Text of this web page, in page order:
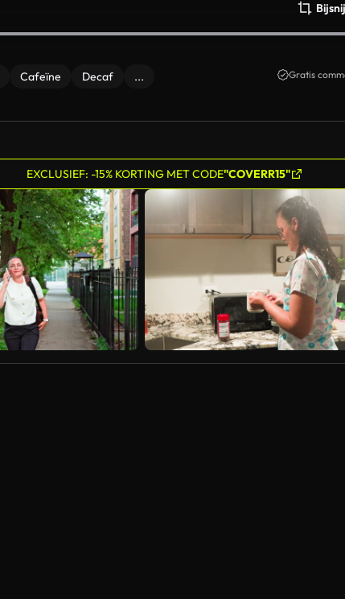
Cafeïne Decaf ... Gratis
EXCLUSIEF: -15% KORTING MET CODE"COVERR15"